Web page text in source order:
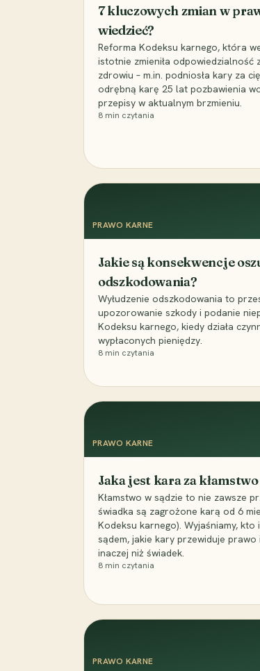
7 kluczowych zmian w
wiedzieć?
Reforma Kodeksu karnego, która
istotnie zmieniła
zdrowiu – m.in. podniosła kary za
odrębną karę 25 lat pozbawienia
przepisy w aktualnym brzmieniu.
8 min czytania
PRAWO KARNE
Jakie są konsekwencje
odszkodowania?
Wyłudzenie odszkodowania to
upozorowanie szkody i podanie
Kodeksu karnego, kiedy działa
wypłaconych pieniędzy.
8 min czytania
PRAWO KARNE
Jaka jest kara za kłamstwo
Kłamstwo w sądzie to nie zawsze
świadka są zagrożone karą od 6
Kodeksu karnego). Wyjaśniamy,
sądem, jakie kary przewiduje
inaczej niż świadek.
8 min czytania
PRAWO KARNE